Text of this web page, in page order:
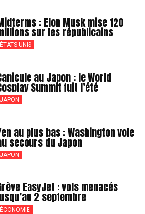
: Elon Musk mise 120
sur les républicains
ÉTATS-UNIS
au Japon : le World
Summit fuit l’été
JAPON
au plus bas : Washington vole
secours du Japon
JAPON
EasyJet : vols menacés
2 septembre
ÉCONOMIE